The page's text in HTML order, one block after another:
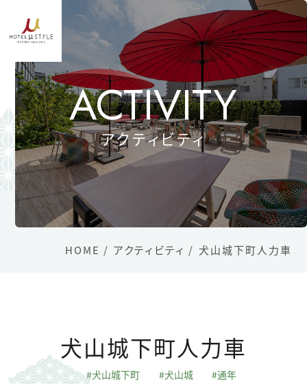
Language
日本語
English
简体字
繁體中文
한국어
TOP
- モデレートツイン
- スーペリアツイン
レストラン
アクセス
ACTIVITY
アクティビティ
HOME アクティビティ 犬山城下町人力車
犬山城下町人力車
犬山城下町 犬山城 通年